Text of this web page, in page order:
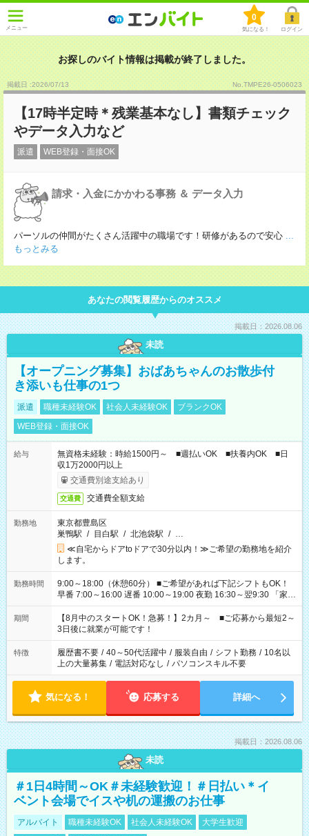
メニュー
0
気になる！ ログイン
お探しのバイト情報は掲載が終了しました。
掲載日 :2026/07/13 No.TMPE26-0506023
【17時半定時＊残業基本なし】書類チェック
やデータ入力など
派遣 WEB登録・面接OK
請求・入金にかかわる事務 ＆ データ入力
パーソルの仲間がたくさん活躍中の職場です！研修があるので安心 ...
もっとみる
あなたの閲覧履歴からのオススメ
掲載日：2026.08.06
未読
【オープニング募集】おばあちゃんのお散歩付
き添いも仕事の1つ
派遣 職種未経験OK 社会人未経験OK
ブランクOK
WEB登録・面接OK
給与
無資格未経験：時給1500円～ ■週払いOK ■扶養内OK ■日
収1万2000円以上
交通費別途支給あり
交通費 交通費全額支給
勤務地
東京都豊島区
巣鴨駅 / 目白駅 / 北池袋駅 / …
≪自宅からドアtoドアで30分以内！≫ご希望の勤務地を紹介
します。
勤務時間
9:00～18:00（休憩60分） ■ご希望があれば下記シフトもOK！
早番 7:00～16:00 遅番 10:00～19:00 夜勤 16:30～翌9:30 「家族
と休みを合わせたい」 「余裕を持って夕飯の準備がしたい」
「できれば残業はしたくない」 など、ご希望を教えてください
ね。 ※Wワーク希望の方へ 今ご覧のお仕事で希望する勤務時間
と、もう1つのお仕事の勤務時間。 合計で週40時間を超える場
合は応募できません。
期間
【8月中のスタートOK！急募！】2カ月～ ■ご応募から最短2～
3日後に就業が可能です！
特徴 履歴書不要 / 40～50代活躍中 / 服装自由 / シフト勤務 / 10名以
上の大量募集 / 電話対応なし / パソコンスキル不要
気になる！ 応募する 詳細へ
掲載日：2026.08.06
未読
＃1日4時間～OK＃未経験歓迎！＃日払い＊イ
ベント会場でイスや机の運搬のお仕事
アルバイト 職種未経験OK 社会人未経験OK
大学生歓迎